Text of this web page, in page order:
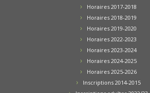
Horaires 2017-2018
Horaires 2018-2019
Horaires 2019-2020
Horaires 2022-2023
Horaires 2023-2024
Horaires 2024-2025
Horaires 2025-2026
Inscriptions 2014-2015